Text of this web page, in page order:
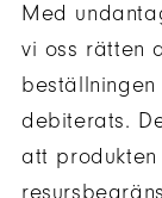
Med
vi oss rätten
debiterats.
att